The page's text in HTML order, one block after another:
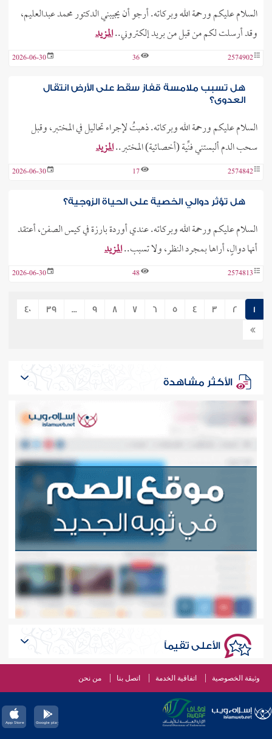
السلام عليكم ورحمة الله وبركاته. أرجو أن يجيبني الدكتور محمد عبدالعليم،
وقد أرسلت لكم من قبل من بريد إلكتروني..المزيد
2574902
36
2026-06-30
هل تسبب ملامسة قفاز سقط على الأرض انتقال
العدوى؟
السلام عليكم ورحمة الله وبركاته. ذهبتُ لإجراء تحاليل في المختبر، وقبل
سحب الدم ألبستني فنِّية (أخصائية) المختبر..المزيد
2574842
17
2026-06-30
هل تؤثر دوالي الخصية على الحياة الزوجية؟
السلام عليكم ورحمة الله وبركاته. عندي أوردة بارزة في كيس الصفن، أعتقد
أنها دوالٍ، أراها بمجرد النظر، ولا تسبب..المزيد
2574813
48
2026-06-30
1
2
3
4
5
6
7
8
9
...
39
40
الأكثر مشاهدة
الأعلى تقيماً
وثيقة الخصوصية اتفاقية الخدمة اتصل بنا من نحن